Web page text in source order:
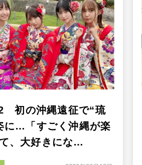
初の沖縄遠征で“琉
に…「すごく沖縄が楽
、大好きにな…